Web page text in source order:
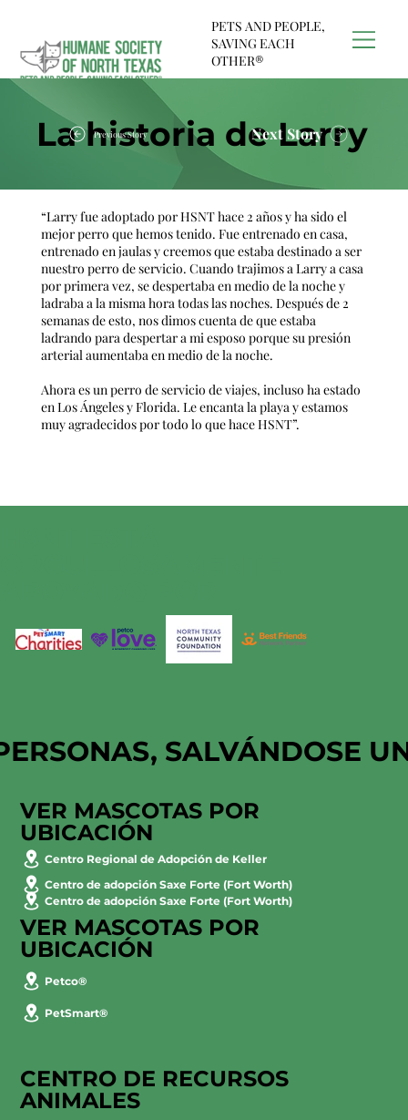
PETS AND PEOPLE,
SAVING EACH
OTHER®
La historia de Larry
Next Story
Previous Story
“Larry fue adoptado por HSNT hace 2 años y ha sido el
mejor perro que hemos tenido. Fue entrenado en casa,
entrenado en jaulas y creemos que estaba destinado a ser
nuestro perro de servicio. Cuando trajimos a Larry a casa
por primera vez, se despertaba en medio de la noche y
ladraba a la misma hora todas las noches. Después de 2
semanas de esto, nos dimos cuenta de que estaba
ladrando para despertar a mi esposo porque su presión
arterial aumentaba en medio de la noche.
Ahora es un perro de servicio de viajes, incluso ha estado
en Los Ángeles y Florida. Le encanta la playa y estamos
muy agradecidos por todo lo que hace HSNT”.
SALVÁNDOSE
VER MASCOTAS POR
UBICACIÓN
Centro Regional de Adopción de Keller
Centro de adopción Saxe Forte (Fort Worth)
Centro de adopción Saxe Forte (Fort Worth)
VER MASCOTAS POR
UBICACIÓN
Petco®
PetSmart®
CENTRO DE RECURSOS
ANIMALES